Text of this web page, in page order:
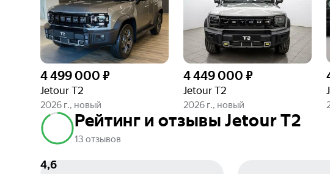
4 499 000 ₽
Jetour T2
2026 г., новый
4 449 000 ₽
Jetour T2
2026 г., новый
4,6
Рейтинг и отзывы Jetour T2
13 отзывов